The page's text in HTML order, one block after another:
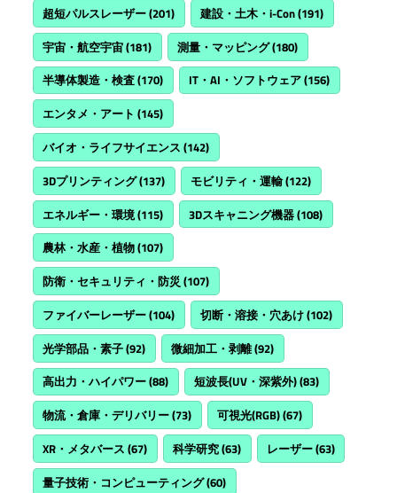
超短パルスレーザー(201) 建設・土木・i-Con(191)
宇宙・航空宇宙(181) 測量・マッピング(180)
半導体製造・検査(170) IT・AI・ソフトウェア(156)
エンタメ・アート (145)
バイオ・ライフサイエンス (142)
3Dプリンティング(137) モビリティ・運輸(122)
エネルギー・環境(115) 3Dスキャニング機器(108)
農林・水産・植物(107)
防衛・セキュリティ・防災(107)
ファイバーレーザー(104) 切断・溶接・穴あけ(102)
光学部品・素子(92) 微細加工・剥離(92)
高出力・ハイパワー(88) 短波長(UV・深紫外)(83)
物流・倉庫・デリバリー(73) 可視光(RGB)(67)
XR・メタバース (67) 科学研究(63) レーザー(63)
量子技術・コンピューティング(60)